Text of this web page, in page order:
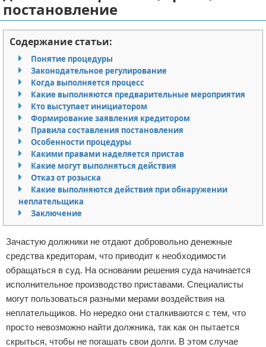
Миграционное право
Административное право
Пенсия, пособия и льготы
Семейное право
Льготы и компенсации
Наследство и завещания
Медицинское право
Уголовное право
Земельное право
Право собственности
Исполнительное производство
Судопроизводство
Отказ от ответственности
постановление
Содержание статьи:
Понятие процедуры
Законодательное регулирование
Когда выполняется процесс
Какие выполняются предварительные мероприятия
Кто выступает инициатором
Формирование заявления кредитором
Правила составления постановления
Особенности процедуры
Какими правами наделяется пристав
Какие могут выполняться действия
Отказ от розыска
Какие выполняются действия при обнаружении
неплательщика
Заключение
Зачастую должники не отдают добровольно денежные
средства кредиторам, что приводит к необходимости
обращаться в суд. На основании решения суда начинается
исполнительное производство приставами. Специалисты
могут пользоваться разными мерами воздействия на
неплательщиков. Но нередко они сталкиваются с тем, что
просто невозможно найти должника, так как он пытается
скрыться, чтобы не погашать свои долги. В этом случае